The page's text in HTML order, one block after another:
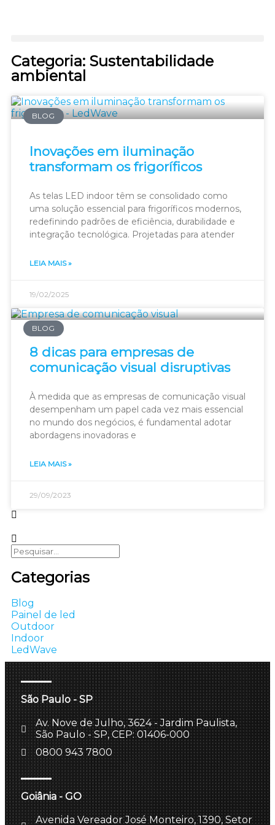
Categoria: Sustentabilidade
ambiental
BLOG
Inovações em iluminação
transformam os frigoríficos
As telas LED indoor têm se consolidado como
uma solução essencial para frigoríficos modernos,
redefinindo padrões de eficiência, durabilidade e
integração tecnológica. Projetadas para atender
LEIA MAIS »
19/02/2025
BLOG
8 dicas para empresas de
comunicação visual disruptivas
À medida que as empresas de comunicação visual
desempenham um papel cada vez mais essencial
no mundo dos negócios, é fundamental adotar
abordagens inovadoras e
LEIA MAIS »
29/09/2023
Categorias
Blog
Painel de led
Outdoor
Indoor
LedWave
São Paulo - SP
Av. Nove de Julho, 3624 - Jardim Paulista,
São Paulo - SP, CEP: 01406-000
0800 943 7800
Goiânia - GO
Avenida Vereador José Monteiro, 1390, Setor